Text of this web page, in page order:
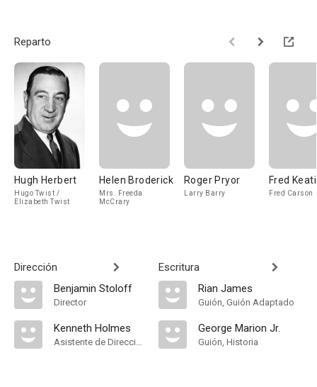
Reparto
Hugh Herbert
Hugo Twist /
Elizabeth Twist
Helen Broderick
Mrs. Freeda
McCrary
Roger Pryor
Larry Barry
Fred
Fred Carson
Dirección
Benjamin Stoloff
Director
Kenneth Holmes
Asistente de Dirección
Escritura
Rian James
Guión, Guión Adaptado
George Marion Jr.
Guión, Historia